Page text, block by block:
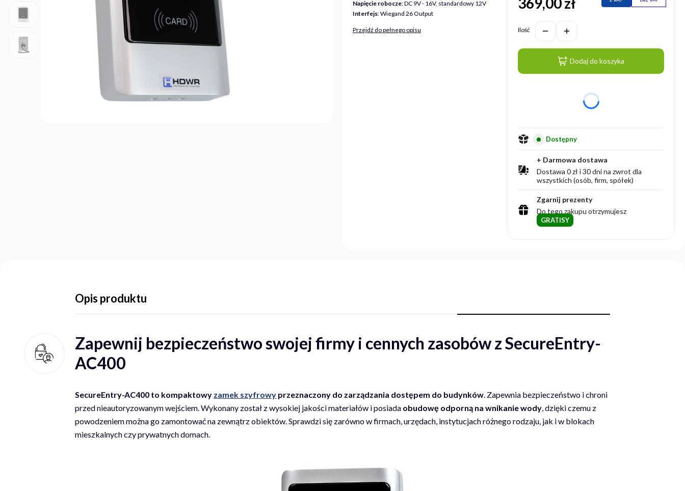
Napięcie robocze: DC 9V - 16V, standardowy 12V
Interfejs: Wiegand 26 Output
Przejdź do pełnego opisu
Cena
Ilość
Dodaj do koszyka
Dostępny
+ Darmowa dostawa
Dostawa 0 zł i 30 dni na zwrot dla
wszystkich (osób, firm, spółek)
Zgarnij prezenty
Do tego zakupu otrzymujesz
GRATISY
Opis produktu
Zapewnij bezpieczeństwo swojej firmy i cennych zasobów z SecureEntry-
AC400
SecureEntry-AC400 to kompaktowy zamek szyfrowy przeznaczony do zarządzania dostępem do budynków. Zapewnia bezpieczeństwo i chroni
przed nieautoryzowanym wejściem. Wykonany został z wysokiej jakości materiałów i posiada obudowę odporną na wnikanie wody, dzięki czemu z
powodzeniem można go zamontować na zewnątrz obiektów. Sprawdzi się zarówno w firmach, urzędach, instytucjach różnego rodzaju, jak i w blokach
mieszkalnych czy prywatnych domach.